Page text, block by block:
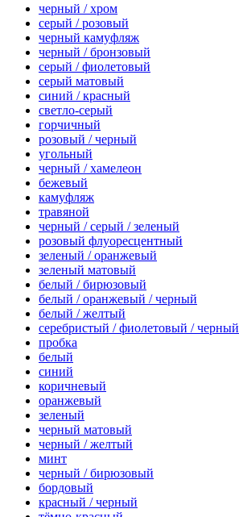
черный / хром
серый / розовый
черный камуфляж
черный / бронзовый
серый / фиолетовый
серый матовый
синий / красный
светло-серый
горчичный
розовый / черный
угольный
черный / хамелеон
бежевый
камуфляж
травяной
черный / серый / зеленый
розовый флуоресцентный
зеленый / оранжевый
зеленый матовый
белый / бирюзовый
белый / оранжевый / черный
белый / желтый
серебристый / фиолетовый / черный
пробка
белый
синий
коричневый
оранжевый
зеленый
черный матовый
черный / желтый
минт
черный / бирюзовый
бордовый
красный / черный